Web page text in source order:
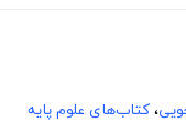
، کتاب‌های علوم پایه